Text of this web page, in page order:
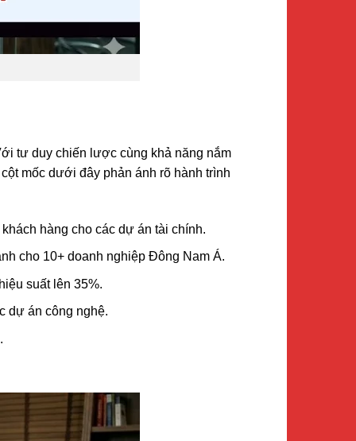
tư duy chiến lược cùng khả năng nắm
mốc dưới đây phản ánh rõ hành trình
hàng cho các dự án tài chính.
cho 10+ doanh nghiệp Đông Nam Á.
suất lên 35%.
dự án công nghệ.